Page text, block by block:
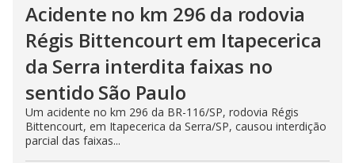
Acidente no km 296 da rodovia
Régis Bittencourt em Itapecerica
da Serra interdita faixas no
sentido São Paulo
Um acidente no km 296 da BR-116/SP, rodovia Régis
Bittencourt, em Itapecerica da Serra/SP, causou interdição
parcial das faixas...